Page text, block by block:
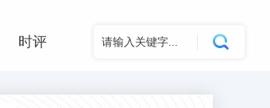
时评